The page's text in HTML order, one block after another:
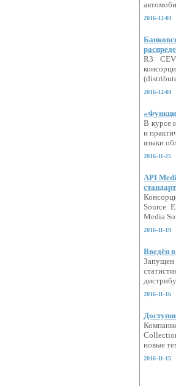
2016-12-01
R3
2016-12-01
В курсе
и
языки
2016-11-25
API
Source
Media
2016-11-19
Введён
2016-11-16
новые
2016-11-15